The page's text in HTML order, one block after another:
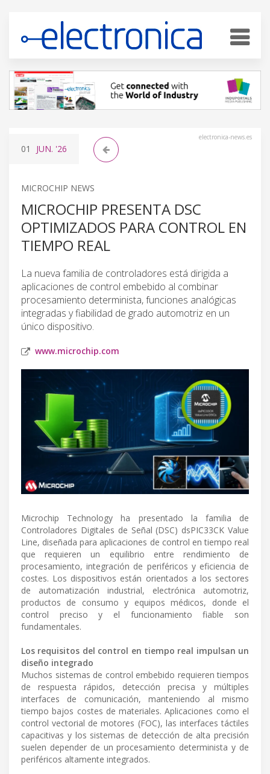
electronica-news.es
01 JUN. '26
MICROCHIP NEWS
MICROCHIP PRESENTA DSC
OPTIMIZADOS PARA CONTROL EN
TIEMPO REAL
La nueva familia de controladores está dirigida a
aplicaciones de control embebido al combinar
procesamiento determinista, funciones analógicas
integradas y fiabilidad de grado automotriz en un
único dispositivo.
www.microchip.com
Microchip Technology ha presentado la familia de
Controladores Digitales de Señal (DSC) dsPIC33CK Value
Line, diseñada para aplicaciones de control en tiempo real
que requieren un equilibrio entre rendimiento de
procesamiento, integración de periféricos y eficiencia de
costes. Los dispositivos están orientados a los sectores
de automatización industrial, electrónica automotriz,
productos de consumo y equipos médicos, donde el
control preciso y el funcionamiento fiable son
fundamentales.
Los requisitos del control en tiempo real impulsan un
diseño integrado
Muchos sistemas de control embebido requieren tiempos
de respuesta rápidos, detección precisa y múltiples
interfaces de comunicación, manteniendo al mismo
tiempo bajos costes de materiales. Aplicaciones como el
control vectorial de motores (FOC), las interfaces táctiles
capacitivas y los sistemas de detección de alta precisión
suelen depender de un procesamiento determinista y de
periféricos altamente integrados.